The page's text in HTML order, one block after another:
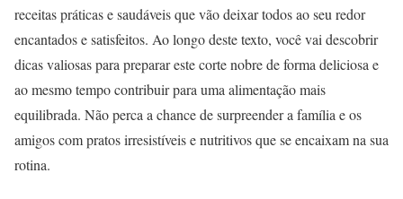
receitas práticas e saudáveis que vão deixar todos ao seu redor
encantados e satisfeitos. Ao longo deste texto, você vai descobrir
dicas valiosas para preparar este corte nobre de forma deliciosa e
ao mesmo tempo contribuir para uma alimentação mais
equilibrada. Não perca a chance de surpreender a família e os
amigos com pratos irresistíveis e nutritivos que se encaixam na sua
rotina.